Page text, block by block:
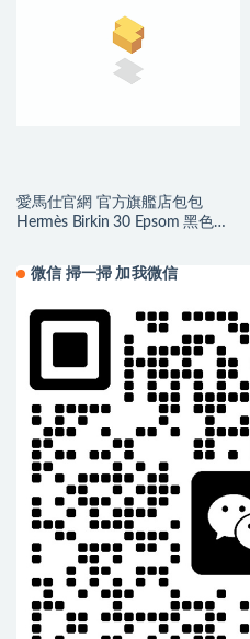
愛馬仕官網 官方旗艦店包包
Hermès Birkin 30 Epsom 黑色内
微信 掃一掃 加我微信